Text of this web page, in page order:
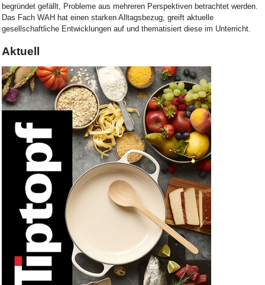
begründet gefällt, Probleme aus mehreren Perspektiven betrachtet werden.
Das Fach WAH hat einen starken Alltagsbezug, greift aktuelle
gesellschaftliche Entwicklungen auf und thematisiert diese im Unterricht.
Aktuell